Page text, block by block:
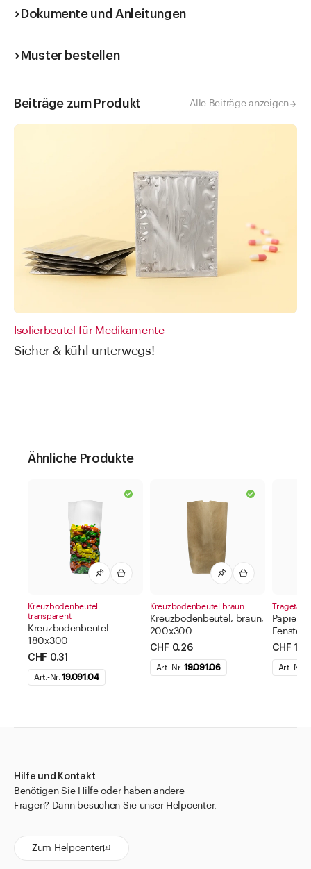
Dokumente und Anleitungen
Muster bestellen
Beiträge zum Produkt Alle Beiträge anzeigen
Isolierbeutel für Medikamente
Sicher & kühl unterwegs!
Ähnliche Produkte
Kreuzbodenbeutel
transparent
Kreuzbodenbeutel
180x300
CHF 0.31
Art.-Nr.19.091.04
Kreuzbodenbeutel braun
Kreuzbodenbeutel, braun,
200x300
CHF 0.26
Art.-Nr.19.091.06
Fenster
CHF 1.13
Art.-Nr.
Hilfe und Kontakt
Benötigen Sie Hilfe oder haben andere
Fragen? Dann besuchen Sie unser Helpcenter.
Zum Helpcenter